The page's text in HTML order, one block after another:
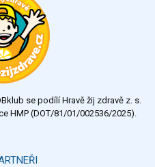
Všechny ankety
se podílí Hravě žij zdravě z. s.
HMP (DOT/81/01/002536/2025).